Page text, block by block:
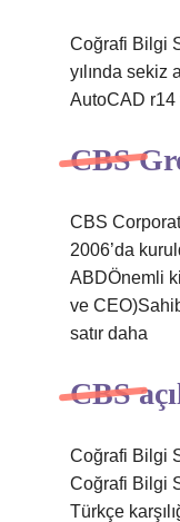
Coğrafi Bilgi
yılında sekiz
AutoCAD r14
CBS
CBS
2006’da
ABDÖnemli
ve
satır daha
CBS
Coğrafi Bilgi
Coğrafi Bilgi
Türkçe